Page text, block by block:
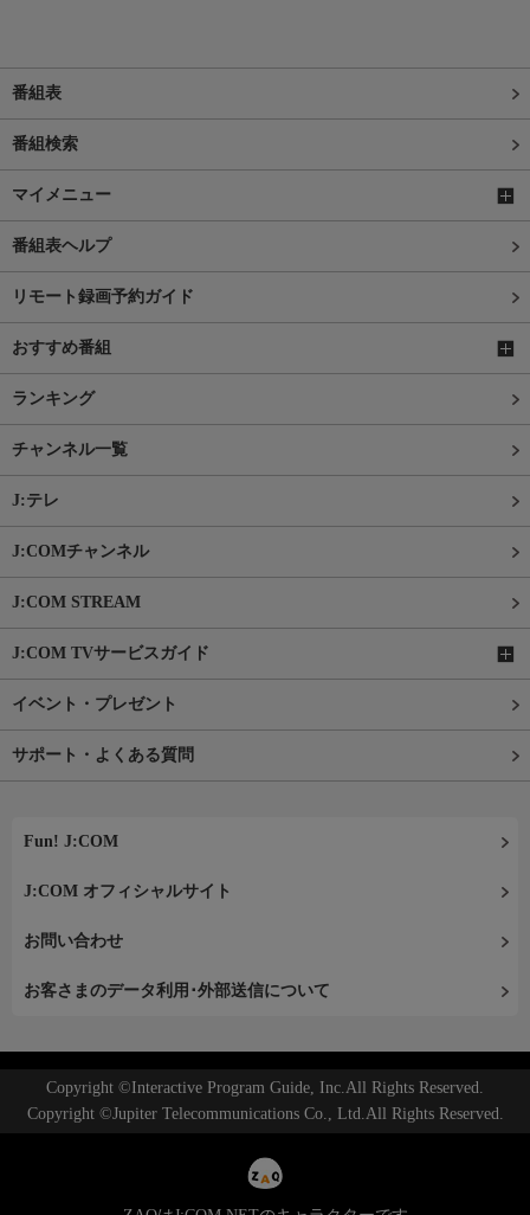
番組表
番組検索
マイメニュー
番組表ヘルプ
リモート録画予約ガイド
おすすめ番組
ランキング
チャンネル一覧
J:テレ
J:COMチャンネル
J:COM STREAM
J:COM TVサービスガイド
イベント・プレゼント
サポート・よくある質問
Fun! J:COM
J:COM オフィシャルサイト
お問い合わせ
お客さまのデータ利用･外部送信について
Copyright ©Interactive Program Guide, Inc.All Rights Reserved.
Copyright ©Jupiter Telecommunications Co., Ltd.All Rights Reserved.